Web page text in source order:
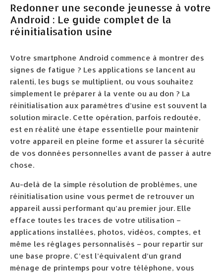
Redonner une seconde jeunesse à votre
Android : Le guide complet de la
réinitialisation usine
Votre smartphone Android commence à montrer des
signes de fatigue ? Les applications se lancent au
ralenti, les bugs se multiplient, ou vous souhaitez
simplement le préparer à la vente ou au don ? La
réinitialisation aux paramètres d’usine est souvent la
solution miracle. Cette opération, parfois redoutée,
est en réalité une étape essentielle pour maintenir
votre appareil en pleine forme et assurer la sécurité
de vos données personnelles avant de passer à autre
chose.
Au-delà de la simple résolution de problèmes, une
réinitialisation usine vous permet de retrouver un
appareil aussi performant qu’au premier jour. Elle
efface toutes les traces de votre utilisation –
applications installées, photos, vidéos, comptes, et
même les réglages personnalisés – pour repartir sur
une base propre. C’est l’équivalent d’un grand
ménage de printemps pour votre téléphone, vous